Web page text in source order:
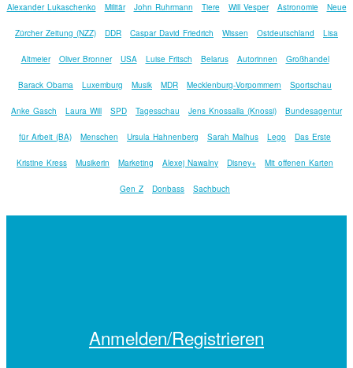
Alexander Lukaschenko Militär John Ruhrmann Tiere Will Vesper Astronomie Neue
Zürcher Zeitung (NZZ) DDR Caspar David Friedrich Wissen Ostdeutschland Lisa
Altmeier Oliver Bronner USA Luise Fritsch Belarus Autorinnen Großhandel
Barack Obama Luxemburg Musik MDR Mecklenburg-Vorpommern Sportschau
Anke Gasch Laura Will SPD Tagesschau Jens Knossalla (Knossi) Bundesagentur
für Arbeit (BA) Menschen Ursula Hahnenberg Sarah Malhus Lego Das Erste
Kristine Kress Musikerin Marketing Alexej Nawalny Disney+ Mit offenen Karten
Gen Z Donbass Sachbuch
Anmelden/Registrieren